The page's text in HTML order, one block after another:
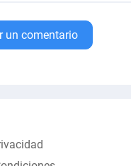
un comentario